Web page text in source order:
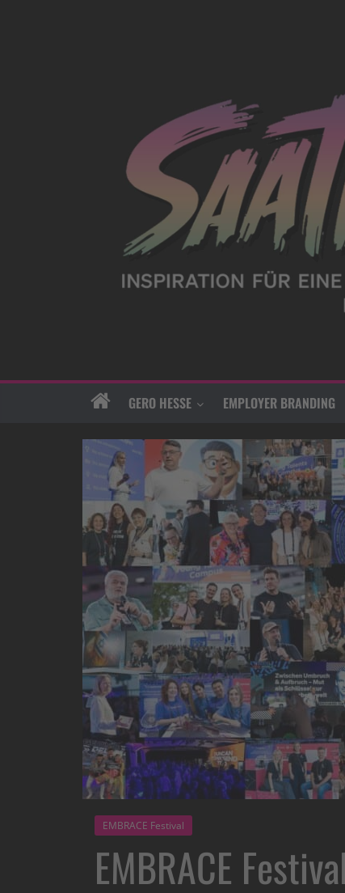
GERO HESSE EMPLOYER BRANDING
EMBRACE Festival
EMBRACE